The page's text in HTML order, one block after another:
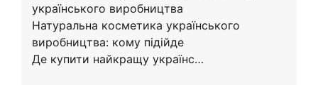
українського виробництва
Натуральна косметика українського
виробництва: кому підійде
Де купити найкращу українс…